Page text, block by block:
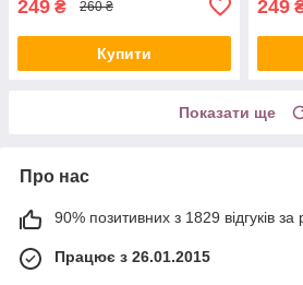
249 ₴ 260 ₴
Купити
249
Показати ще
Про нас
90% позитивних з 1829 відгуків за
Працює з 26.01.2015